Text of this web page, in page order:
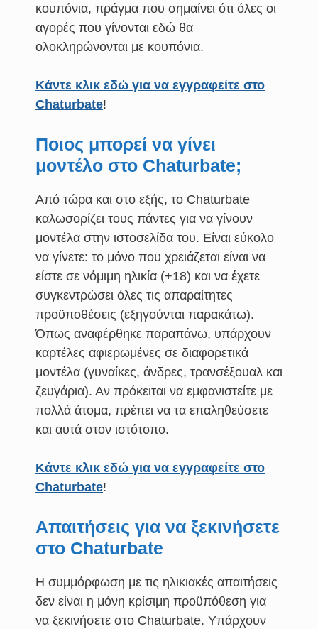
κουπόνια, πράγμα που σημαίνει ότι όλες οι
αγορές που γίνονται εδώ θα
ολοκληρώνονται με κουπόνια.
Κάντε κλικ εδώ για να εγγραφείτε στο
Chaturbate!
Ποιος μπορεί να γίνει
μοντέλο στο Chaturbate;
Από τώρα και στο εξής, το Chaturbate
καλωσορίζει τους πάντες για να γίνουν
μοντέλα στην ιστοσελίδα του. Είναι εύκολο
να γίνετε: το μόνο που χρειάζεται είναι να
είστε σε νόμιμη ηλικία (+18) και να έχετε
συγκεντρώσει όλες τις απαραίτητες
προϋποθέσεις (εξηγούνται παρακάτω).
Όπως αναφέρθηκε παραπάνω, υπάρχουν
καρτέλες αφιερωμένες σε διαφορετικά
μοντέλα (γυναίκες, άνδρες, τρανσέξουαλ και
ζευγάρια). Αν πρόκειται να εμφανιστείτε με
πολλά άτομα, πρέπει να τα επαληθεύσετε
και αυτά στον ιστότοπο.
Κάντε κλικ εδώ για να εγγραφείτε στο
Chaturbate!
Απαιτήσεις για να ξεκινήσετε
στο Chaturbate
Η συμμόρφωση με τις ηλικιακές απαιτήσεις
δεν είναι η μόνη κρίσιμη προϋπόθεση για
να ξεκινήσετε στο Chaturbate. Υπάρχουν